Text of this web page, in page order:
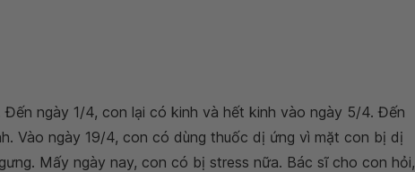
ngày 1/4, con lại có kinh và hết kinh vào ngày 5/4. Đến
Vào ngày 19/4, con có dùng thuốc dị ứng vì mặt con bị dị
Mấy ngày nay, con có bị stress nữa. Bác sĩ cho con hỏi,